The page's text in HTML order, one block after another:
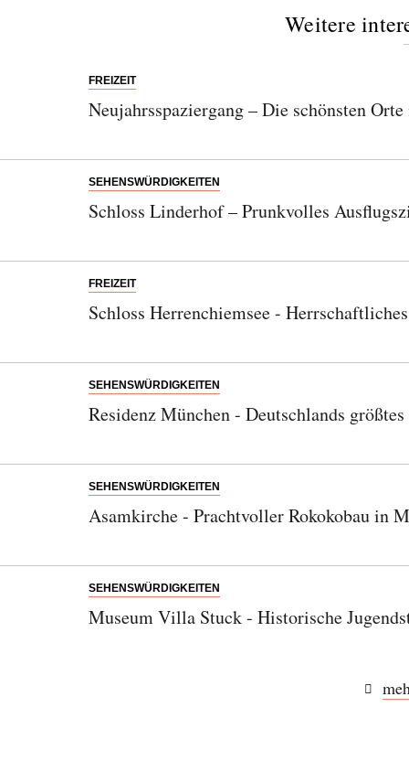
Weitere
FREIZEIT
Neujahrsspaziergang – Die schönsten
SEHENSWÜRDIGKEITEN
Schloss Linderhof – Prunkvolles
FREIZEIT
Schloss Herrenchiemsee -
SEHENSWÜRDIGKEITEN
Residenz München - Deutschlands
SEHENSWÜRDIGKEITEN
Asamkirche - Prachtvoller Rokokobau in
SEHENSWÜRDIGKEITEN
Museum Villa Stuck - Historische